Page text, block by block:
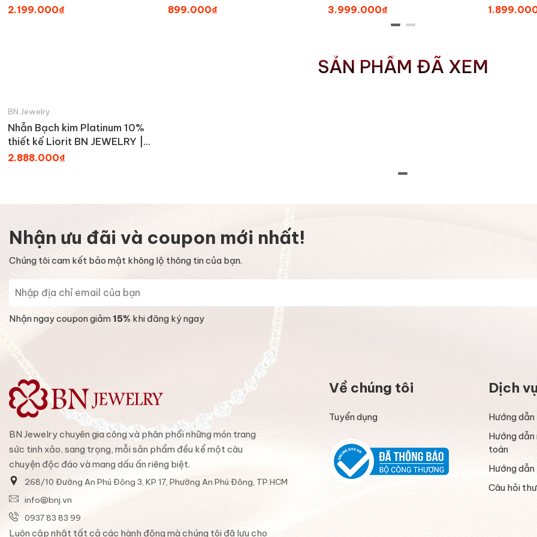
đá Moissanite BN JEWELRY |
2.199.000₫
NGY1852_E
899.000₫
moissanite BN JEWELRY | đá
12.0 li - NGY1845_E
3.999.000₫
SẢN PHẨM ĐÃ XEM
BN Jewelry
Nhẫn Bạch kim Platinum 10%
thiết kế Liorit BN JEWELRY |
đá 5.0 ly - NGY1704_PT
2.888.000₫
Nhận ưu đãi và coupon mới nhất!
Chúng tôi cam kết bảo mật không lộ thông tin của bạn.
Nhận ngay coupon giảm15% khi đăng ký ngay
BN Jewelry chuyên gia công và phân phối những món trang
sức tinh xảo, sang trọng, mỗi sản phẩm đều kể một câu
chuyện độc đáo và mang dấu ấn riêng biệt.
268/10 Đường An Phú Đông 3, KP 17, Phường An Phú Đông, TP.HCM
info@bnj.vn
0937 83 83 99
Luôn cập nhật tất cả các hành động mà chúng tôi đã lưu cho
Về chúng tôi
Tuyển dụng
Dịch
Hướng
Hướng
toán
Hướng
Câu hỏi